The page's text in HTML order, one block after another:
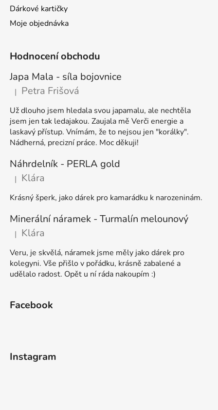
Dárkové kartičky
Moje objednávka
Hodnocení obchodu
Japa Mala - síla bojovnice
Hodnocení produktu je 5 z 5 hvězdiček.
| Petra Frišová
Už dlouho jsem hledala svou japamalu, ale nechtěla
jsem jen tak ledajakou. Zaujala mě Verči energie a
laskavý přístup. Vnímám, že to nejsou jen "korálky".
Nádherná, precizní práce. Moc děkuji!
Náhrdelník - PERLA gold
Hodnocení produktu je 5 z 5 hvězdiček.
| Klára
Krásný šperk, jako dárek pro kamarádku k narozeninám.
Minerální náramek - Turmalín melounový
Hodnocení produktu je 5 z 5 hvězdiček.
| Klára
Veru, je skvělá, náramek jsme měly jako dárek pro
kolegyni. Vše přišlo v pořádku, krásně zabalené a
udělalo radost. Opět u ní ráda nakoupím :)
Facebook
Instagram